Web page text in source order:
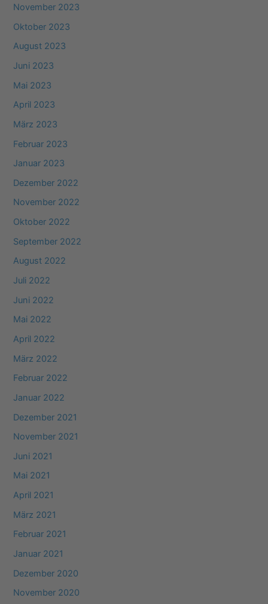
November 2023
Oktober 2023
August 2023
Juni 2023
Mai 2023
April 2023
März 2023
Februar 2023
Januar 2023
Dezember 2022
November 2022
Oktober 2022
September 2022
August 2022
Juli 2022
Juni 2022
Mai 2022
April 2022
März 2022
Februar 2022
Januar 2022
Dezember 2021
November 2021
Juni 2021
Mai 2021
April 2021
März 2021
Februar 2021
Januar 2021
Dezember 2020
November 2020